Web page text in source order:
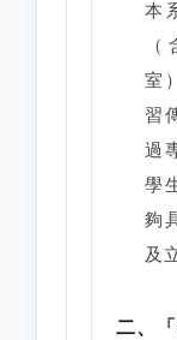
本
室
習
過
學
夠
及
二、